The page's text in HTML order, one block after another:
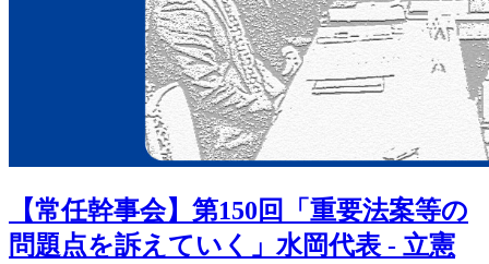
【常任幹事会】第150回「重要法案等の
問題点を訴えていく」水岡代表 - 立憲